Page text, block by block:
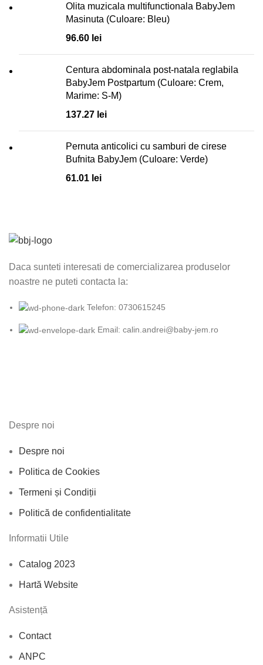
Olita muzicala multifunctionala BabyJem
Masinuta (Culoare: Bleu)
96.60 lei
Centura abdominala post-natala reglabila
BabyJem Postpartum (Culoare: Crem,
Marime: S-M)
137.27 lei
Pernuta anticolici cu samburi de cirese
Bufnita BabyJem (Culoare: Verde)
61.01 lei
Daca sunteti interesati de comercializarea produselor
noastre ne puteti contacta la:
Telefon: 0730615245
Email: calin.andrei@baby-jem.ro
Despre noi
Despre noi
Politica de Cookies
Termeni și Condiții
Politică de confidentialitate
Informatii Utile
Catalog 2023
Hartă Website
Asistență
Contact
ANPC